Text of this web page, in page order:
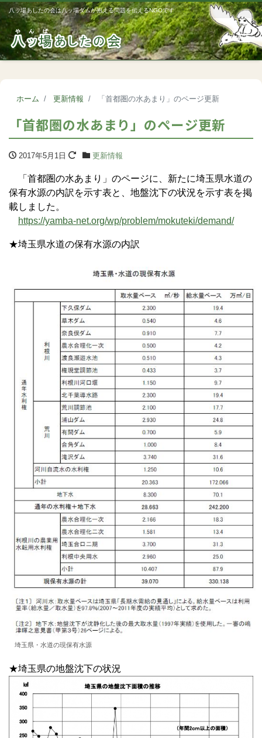
八ッ場あしたの会は八ッ場ダムが抱える問題を伝えるNGOです
ホーム 更新情報 「首都圏の水あまり」のページ更新
「首都圏の水あまり」のページ更新
2017年5月1日 更新情報
「首都圏の水あまり」のページに、新たに埼玉県水道の
保有水源の内訳を示す表と、地盤沈下の状況を示す表を掲
載しました。
https://yamba-net.org/wp/problem/mokuteki/demand/
★埼玉県水道の保有水源の内訳
埼玉県・水道の現保有水源
★埼玉県の地盤沈下の状況